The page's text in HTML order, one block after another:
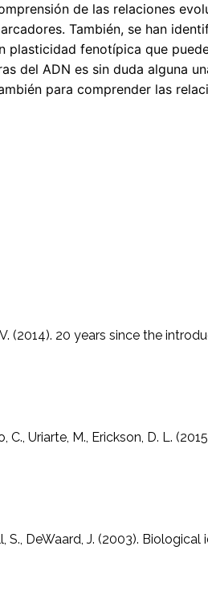
de las relaciones
También, se han
plasticidad fenotípica que
del ADN es sin duda alguna
para comprender las
V. (2014). 20 years since the
C., Uriarte, M., Erickson, D. L.
S., DeWaard, J. (2003).